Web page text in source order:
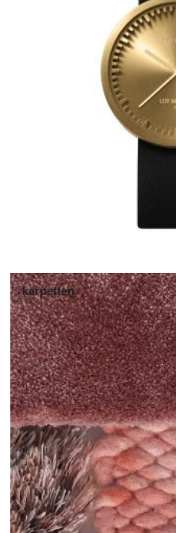
karpetten